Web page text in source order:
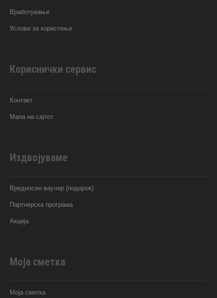
Вработување
Услови за користење
Кориснички сервис
Контакт
Мапа на сајтот
Издвојуваме
Вредносен ваучер (подарок)
Партнерска програма
Акција
Моја сметка
Моја сметка